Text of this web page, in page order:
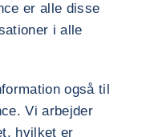
er alle disse
i alle
også til
Vi arbejder
hvilket er